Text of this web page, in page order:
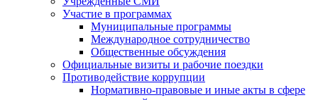
Участие в программах
Муниципальные программы
Международное сотрудничество
Общественные обсуждения
Официальные визиты и рабочие поездки
Противодействие коррупции
Нормативно-правовые и иные акты в сфере